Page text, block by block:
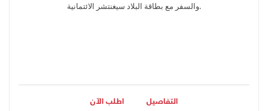
والسفر مع بطاقة البلاد سيغنتشر الائتمانية.
التفاصيل اطلب الآن